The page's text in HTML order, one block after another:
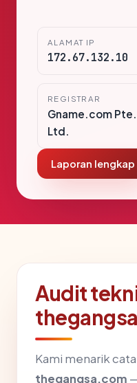
ALAMAT IP
172.67.132.10
REGISTRAR
Gname.com Pte.
Ltd.
Laporan lengkap
Audit
Kami menarik
thegangsa.com